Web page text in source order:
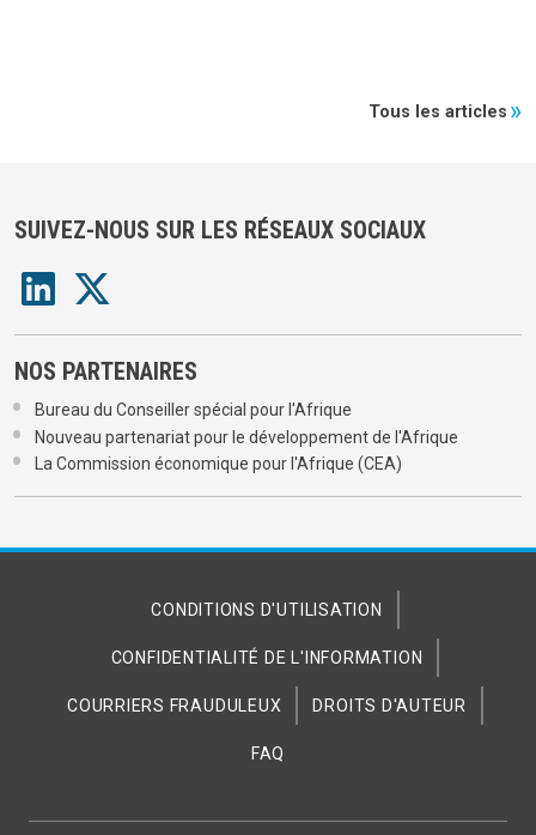
Tous les articles
SUIVEZ-NOUS SUR LES RÉSEAUX SOCIAUX
NOS PARTENAIRES
Bureau du Conseiller spécial pour l'Afrique
Nouveau partenariat pour le développement de l'Afrique
La Commission économique pour l'Afrique (CEA)
CONDITIONS D'UTILISATION
CONFIDENTIALITÉ DE L'INFORMATION
COURRIERS FRAUDULEUX DROITS D'AUTEUR
FAQ